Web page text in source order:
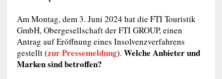
Am Montag, dem 3. Juni 2024 hat die FTI Touristik
GmbH, Obergesellschaft der FTI GROUP, einen
Antrag auf Eröffnung eines Insolvenzverfahrens
gestellt (zur Pressemeldung). Welche Anbieter und
Marken sind betroffen?